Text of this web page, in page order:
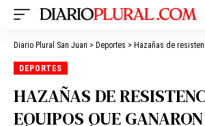
Diario Plural San Juan > Deportes > Hazañas de resistencia: los equipos que ganaron un
DEPORTES
HAZAÑAS DE
EQUIPOS QUE